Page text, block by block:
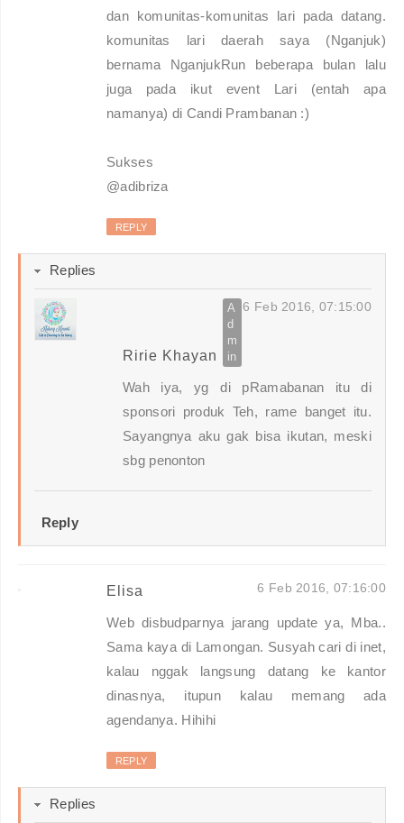
dan komunitas-komunitas lari pada datang.
komunitas lari daerah saya (Nganjuk)
bernama NganjukRun beberapa bulan lalu
juga pada ikut event Lari (entah apa
namanya) di Candi Prambanan :)
Sukses
@adibriza
REPLY
Replies
Ririe Khayan
6 Feb 2016, 07:15:00
Wah iya, yg di pRamabanan itu di
sponsori produk Teh, rame banget itu.
Sayangnya aku gak bisa ikutan, meski
sbg penonton
Reply
Elisa 6 Feb 2016, 07:16:00
Web disbudparnya jarang update ya, Mba..
Sama kaya di Lamongan. Susyah cari di inet,
kalau nggak langsung datang ke kantor
dinasnya, itupun kalau memang ada
agendanya. Hihihi
REPLY
Replies